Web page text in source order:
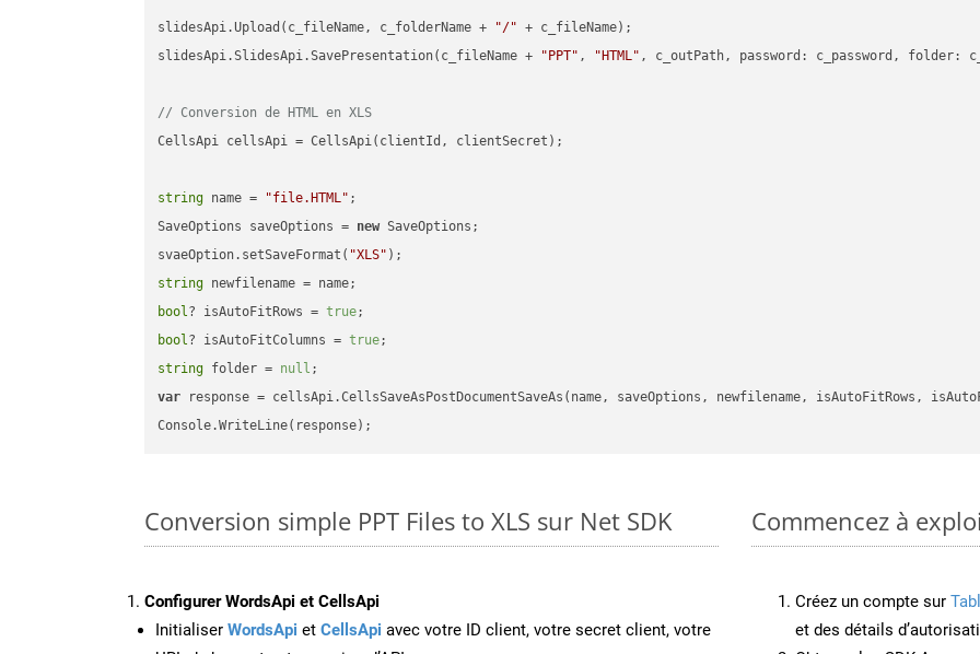
slidesApi.Upload(c_fileName, c_folderName + "/" + c_fileName);
slidesApi.SlidesApi.SavePresentation(c_fileName +
"PPT" , "HTML" , c_outPath, password: c_password, folder:
// Conversion de HTML en XLS
CellsApi cellsApi = CellsApi(clientId, clientSecret);
string name = "file.HTML" ;
SaveOptions saveOptions = new SaveOptions;
svaeOption.setSaveFormat( "XLS"
string
bool? isAutoFitRows = true
bool? isAutoFitColumns = true
string folder = null
var response = cellsApi.CellsSaveAsPostDocumentSaveAs(name, saveOptions, newfilename, isAutoFitRows,
Conversion simple PPT Files to XLS sur Net SDK
Configurer WordsApi et CellsApi
Initialiser WordsApi et CellsApi avec votre ID client, votre secret client, votre
Commencez à
Créez un compte sur
et des détails